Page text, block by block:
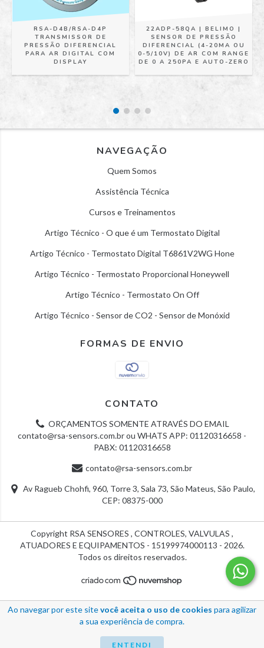
Ao navegar por este sitevocê aceita o uso de cookies para agilizar
a sua experiência de compra.
ENTENDI
RSA-D4B/RSA-D4P
TRANSMISSOR DE
PRESSÃO DIFERENCIAL
PARA AR DIGITAL COM
DISPLAY
22ADP-58QA | BELIMO |
SENSOR DE PRESSÃO
DIFERENCIAL (4-20MA OU
0-5/10V) DE AR COM RANGE
DE 0 A 250PA E AUTO-ZERO
NAVEGAÇÃO
Quem Somos
Assistência Técnica
Cursos e Treinamentos
Artigo Técnico - O que é um Termostato Digital
Artigo Técnico - Termostato Digital T6861V2WG Hone
Artigo Técnico - Termostato Proporcional Honeywell
Artigo Técnico - Termostato On Off
Artigo Técnico - Sensor de CO2 - Sensor de Monóxid
FORMAS DE ENVIO
CONTATO
ORÇAMENTOS SOMENTE ATRAVÉS DO EMAIL
contato@rsa-sensors.com.brou WHATS APP: 01120316658 -
PABX: 01120316658
contato@rsa-sensors.com.br
Av Ragueb Chohfi, 960, Torre 3, Sala 73, São Mateus, São Paulo,
CEP: 08375-000
Copyright RSA SENSORES , CONTROLES, VALVULAS ,
ATUADORES E EQUIPAMENTOS - 15199974000113 - 2026.
Todos os direitos reservados.